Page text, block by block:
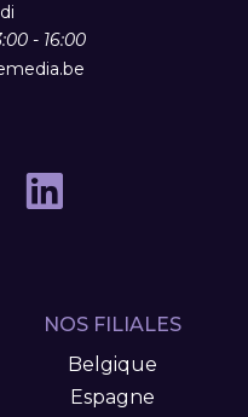
- 16:00
NOS FILIALES
Belgique
Espagne